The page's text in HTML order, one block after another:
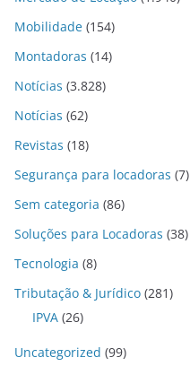
Mobilidade (154)
Montadoras (14)
Notícias (3.828)
Notícias (62)
Revistas (18)
Segurança para locadoras (7)
Sem categoria (86)
Soluções para Locadoras (38)
Tecnologia (8)
Tributação & Jurídico (281)
IPVA (26)
Uncategorized (99)